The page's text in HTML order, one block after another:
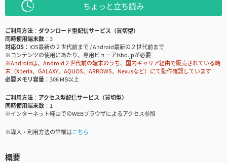
ちょっと立ち読み
ご利用方法
ダウンロード型配信サービス（買切型）
同時使用端末数
3
対応OS
iOS最新の２世代前まで / Android最新の２世代前まで
※コンテンツの使用にあたり、専用ビューアisho.jpが必要
※Androidは、Android２世代前の端末のうち、国内キャリア経由で販売されている端
末（Xperia、GALAXY、AQUOS、ARROWS、Nexusなど）にて動作確認しています
必要メモリ容量
306 MB以上
ご利用方法
アクセス型配信サービス（買切型）
同時使用端末数
1
※インターネット経由でのWEBブラウザによるアクセス参照
※導入・利用方法の詳細はこちら
概要